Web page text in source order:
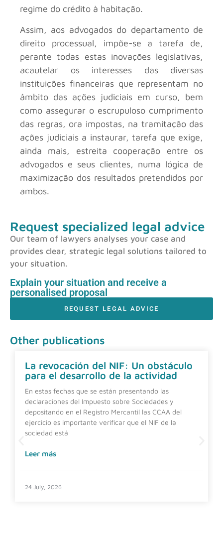
regime do crédito à habitação.
Assim, aos advogados do departamento de
direito processual, impõe-se a tarefa de,
perante todas estas inovações legislativas,
acautelar os interesses das diversas
instituições financeiras que representam no
âmbito das ações judiciais em curso, bem
como assegurar o escrupuloso cumprimento
das regras, ora impostas, na tramitação das
ações judiciais a instaurar, tarefa que exige,
ainda mais, estreita cooperação entre os
advogados e seus clientes, numa lógica de
maximização dos resultados pretendidos por
ambos.
Request specialized legal advice
Our team of lawyers analyses your case and
provides clear, strategic legal solutions tailored to
your situation.
Explain your situation and receive a
personalised proposal
REQUEST LEGAL ADVICE
Other publications
La revocación del NIF: Un obstáculo
para el desarrollo de la actividad
En estas fechas que se están presentando las
declaraciones del Impuesto sobre Sociedades y
depositando en el Registro Mercantil las CCAA del
ejercicio es importante verificar que el NIF de la
sociedad está
Leer más
24 July, 2026